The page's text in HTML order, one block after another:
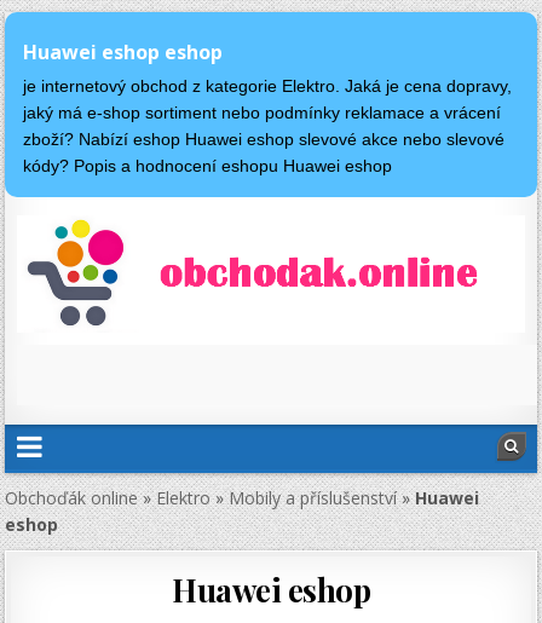
Huawei eshop eshop
je internetový obchod z kategorie Elektro. Jaká je cena dopravy,
jaký má e-shop sortiment nebo podmínky reklamace a vrácení
zboží? Nabízí eshop Huawei eshop slevové akce nebo slevové
kódy? Popis a hodnocení eshopu Huawei eshop
Obchoďák online»Elektro»Mobily a příslušenství»Huawei
eshop
Huawei eshop